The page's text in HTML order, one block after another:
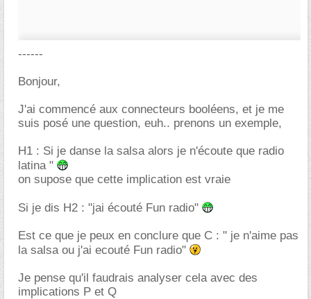
------
Bonjour,
J'ai commencé aux connecteurs booléens, et je me
suis posé une question, euh.. prenons un exemple,
H1 : Si je danse la salsa alors je n'écoute que radio
latina "
on supose que cette implication est vraie
Si je dis H2 : "jai écouté Fun radio"
Est ce que je peux en conclure que C : " je n'aime pas
la salsa ou j'ai ecouté Fun radio"
Je pense qu'il faudrais analyser cela avec des
implications P et Q